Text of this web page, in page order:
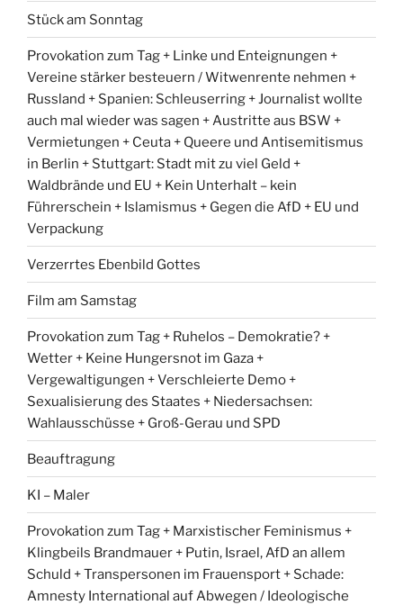
Stück am Sonntag
Provokation zum Tag + Linke und Enteignungen +
Vereine stärker besteuern / Witwenrente nehmen +
Russland + Spanien: Schleuserring + Journalist wollte
auch mal wieder was sagen + Austritte aus BSW +
Vermietungen + Ceuta + Queere und Antisemitismus
in Berlin + Stuttgart: Stadt mit zu viel Geld +
Waldbrände und EU + Kein Unterhalt – kein
Führerschein + Islamismus + Gegen die AfD + EU und
Verpackung
Verzerrtes Ebenbild Gottes
Film am Samstag
Provokation zum Tag + Ruhelos – Demokratie? +
Wetter + Keine Hungersnot im Gaza +
Vergewaltigungen + Verschleierte Demo +
Sexualisierung des Staates + Niedersachsen:
Wahlausschüsse + Groß-Gerau und SPD
Beauftragung
KI – Maler
Provokation zum Tag + Marxistischer Feminismus +
Klingbeils Brandmauer + Putin, Israel, AfD an allem
Schuld + Transpersonen im Frauensport + Schade:
Amnesty International auf Abwegen / Ideologische